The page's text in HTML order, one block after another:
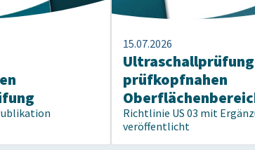
15.07.2026
prüfkopfnahen
Richtlinie US 03 mit
veröffentlicht